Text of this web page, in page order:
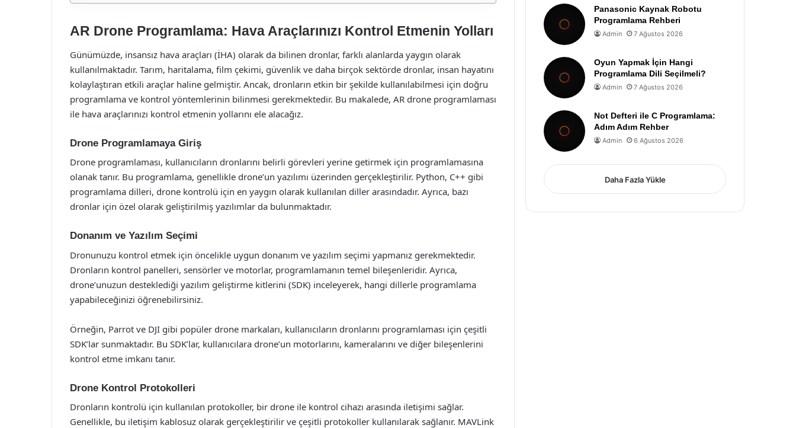
AR Drone Programlama: Hava Araçlarınızı Kontrol Etmenin Yolları
Günümüzde, insansız hava araçları (İHA) olarak da bilinen dronlar, farklı alanlarda yaygın olarak
kullanılmaktadır. Tarım, haritalama, film çekimi, güvenlik ve daha birçok sektörde dronlar, insan hayatını
kolaylaştıran etkili araçlar haline gelmiştir. Ancak, dronların etkin bir şekilde kullanılabilmesi için doğru
programlama ve kontrol yöntemlerinin bilinmesi gerekmektedir. Bu makalede, AR drone programlaması
ile hava araçlarınızı kontrol etmenin yollarını ele alacağız.
Drone Programlamaya Giriş
Drone programlaması, kullanıcıların dronlarını belirli görevleri yerine getirmek için programlamasına
olanak tanır. Bu programlama, genellikle drone’un yazılımı üzerinden gerçekleştirilir. Python, C++ gibi
programlama dilleri, drone kontrolü için en yaygın olarak kullanılan diller arasındadır. Ayrıca, bazı
dronlar için özel olarak geliştirilmiş yazılımlar da bulunmaktadır.
Donanım ve Yazılım Seçimi
Dronunuzu kontrol etmek için öncelikle uygun donanım ve yazılım seçimi yapmanız gerekmektedir.
Dronların kontrol panelleri, sensörler ve motorlar, programlamanın temel bileşenleridir. Ayrıca,
drone’unuzun desteklediği yazılım geliştirme kitlerini (SDK) inceleyerek, hangi dillerle programlama
yapabileceğinizi öğrenebilirsiniz.
Örneğin, Parrot ve DJI gibi popüler drone markaları, kullanıcıların dronlarını programlaması için çeşitli
SDK’lar sunmaktadır. Bu SDK’lar, kullanıcılara drone’un motorlarını, kameralarını ve diğer bileşenlerini
kontrol etme imkanı tanır.
Drone Kontrol Protokolleri
Dronların kontrolü için kullanılan protokoller, bir drone ile kontrol cihazı arasında iletişimi sağlar.
Genellikle, bu iletişim kablosuz olarak gerçekleştirilir ve çeşitli protokoller kullanılarak sağlanır. MAVLink
Panasonic Kaynak Robotu
Programlama Rehberi
Admin 7 Ağustos 2026
Oyun Yapmak İçin Hangi
Programlama Dili Seçilmeli?
Admin 7 Ağustos 2026
Not Defteri ile C Programlama:
Adım Adım Rehber
Admin 6 Ağustos 2026
Daha Fazla Yükle